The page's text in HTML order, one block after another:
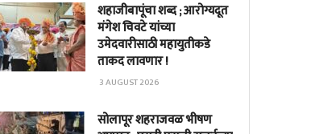
शहाजीबापूंचा शब्द ; आरोग्यदूत
मंगेश चिवटे यांच्या
उमेदवारीसाठी महायुतीकडे
ताकद लावणार !
3 AUGUST 2026
सोलापूर शहराजवळ भीषण